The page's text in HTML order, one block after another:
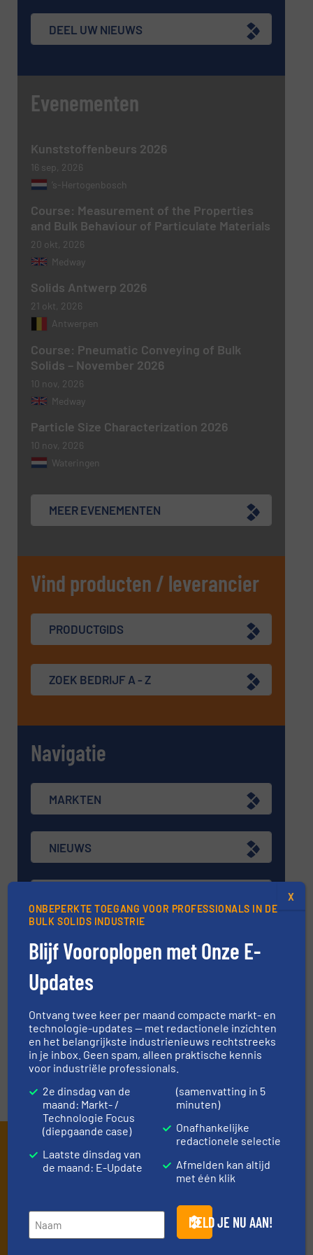
nieuwsbrieven.
CAPTCHA
VERSTUREN
DEEL UW NIEUWS
Evenementen
Kunststoffenbeurs 2026
16 sep, 2026
’s-Hertogenbosch
Course: Measurement of the Properties
and Bulk Behaviour of Particulate Materials
20 okt, 2026
Medway
Solids Antwerp 2026
21 okt, 2026
Antwerpen
Course: Pneumatic Conveying of Bulk
Solids – November 2026
10 nov, 2026
Medway
Particle Size Characterization 2026
10 nov, 2026
Wateringen
MEER EVENEMENTEN
Vind producten / leverancier
PRODUCTGIDS
ZOEK BEDRIJF A - Z
Navigatie
MARKTEN
NIEUWS
VRAAG DE EXPERT
EVENEMENTEN
VIDEO'S
Schrijf je in en ontvang ons
nieuws
van de (technische) ontwikkelingen binnen
de stortgoed-verwerkende industrie.
ONBEPERKTE TOEGANG VOOR PROFESSIONALS IN DE
BULK SOLIDS INDUSTRIE
Blijf Vooroplopen met Onze E-
Updates
Ontvang twee keer per maand compacte markt- en
technologie-updates — met redactionele inzichten
en het belangrijkste industrienieuws rechtstreeks
in je inbox. Geen spam, alleen praktische kennis
voor industriële professionals.
2e dinsdag van de
maand: Markt- /
Technologie Focus
(diepgaande case)
Laatste dinsdag van
de maand: E-Update
(samenvatting in 5
minuten)
Onafhankelijke
redactionele selectie
Afmelden kan altijd
met één klik
MELD JE NU AAN!
X